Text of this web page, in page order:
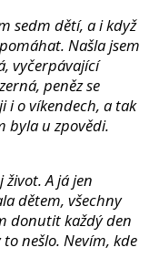
sedm dětí, a i když
Našla jsem
vyčerpávající
peněz se
i o víkendech, a tak
byla u zpovědi.
A já jen
dětem, všechny
donutit každý den
nešlo. Nevím, kde